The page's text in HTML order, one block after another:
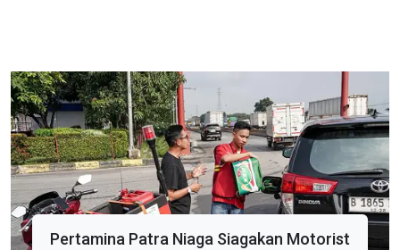
Pertamina Patra Niaga Siagakan Motorist